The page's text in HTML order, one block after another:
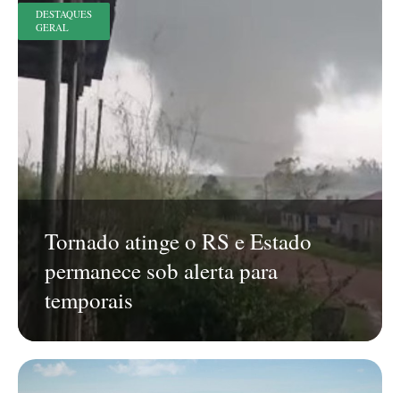
DESTAQUES
GERAL
Tornado atinge o RS e Estado
permanece sob alerta para
temporais